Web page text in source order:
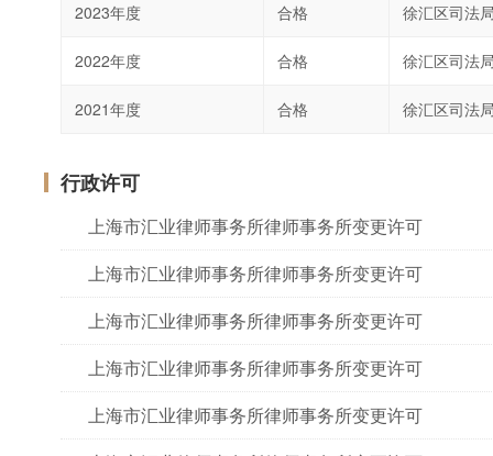
2023年度 合格 徐汇区司法
2022年度 合格 徐汇区司法
2021年度 合格 徐汇区司法
行政许可
上海市汇业律师事务所律师事务所变更许可
上海市汇业律师事务所律师事务所变更许可
上海市汇业律师事务所律师事务所变更许可
上海市汇业律师事务所律师事务所变更许可
上海市汇业律师事务所律师事务所变更许可